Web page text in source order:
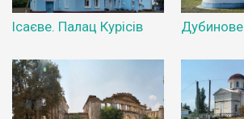
Ісаєве. Палац Курісів Дубинове